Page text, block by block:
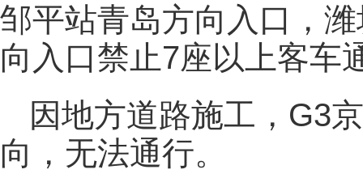
邹平站青岛方向入口，
向入口禁止7座以上客车
因地方道路施工，G3
向，无法通行。